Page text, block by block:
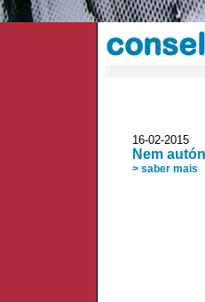
16-02-2015
Nem
> saber mais